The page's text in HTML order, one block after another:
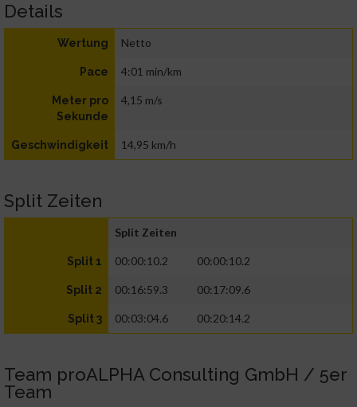
Details
Wertung Netto
Pace 4:01 min/km
Meter pro
Sekunde
4,15 m/s
Geschwindigkeit 14,95 km/h
Split Zeiten
Split Zeiten
Split 1 00:00:10.2 00:00:10.2
Split 2 00:16:59.3 00:17:09.6
Split 3 00:03:04.6 00:20:14.2
Team proALPHA Consulting GmbH / 5er
Team